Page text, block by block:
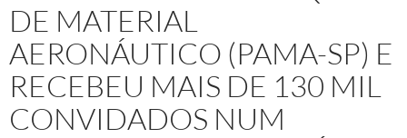
DE MATERIAL
AERONÁUTICO (PAMA-SP) E
RECEBEU MAIS DE 130 MIL
CONVIDADOS NUM